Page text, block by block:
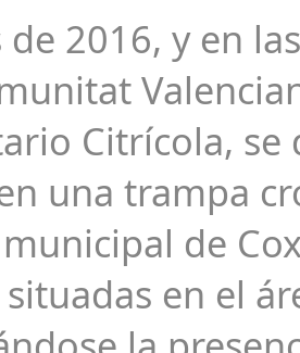
2016, y en
Citrícola,
una trampa
de
situadas en el